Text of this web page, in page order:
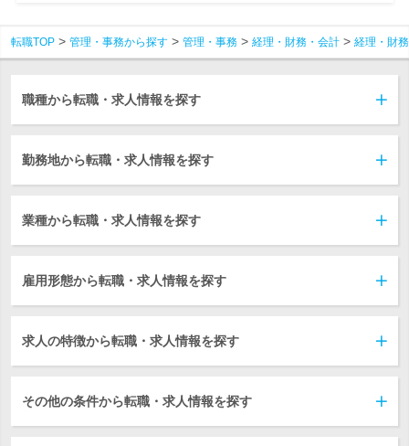
転職TOP 管理・事務から探す 管理・事務 経理・財務・会計 経理・財務
職種から転職・求人情報を探す
勤務地から転職・求人情報を探す
業種から転職・求人情報を探す
雇用形態から転職・求人情報を探す
求人の特徴から転職・求人情報を探す
その他の条件から転職・求人情報を探す